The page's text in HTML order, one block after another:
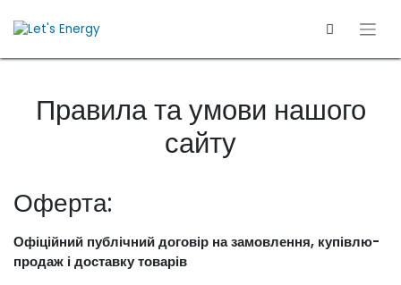
Правила та умови нашого
сайту
Оферта:
Офіційний публічний договір на замовлення, купівлю-
продаж і доставку товарів